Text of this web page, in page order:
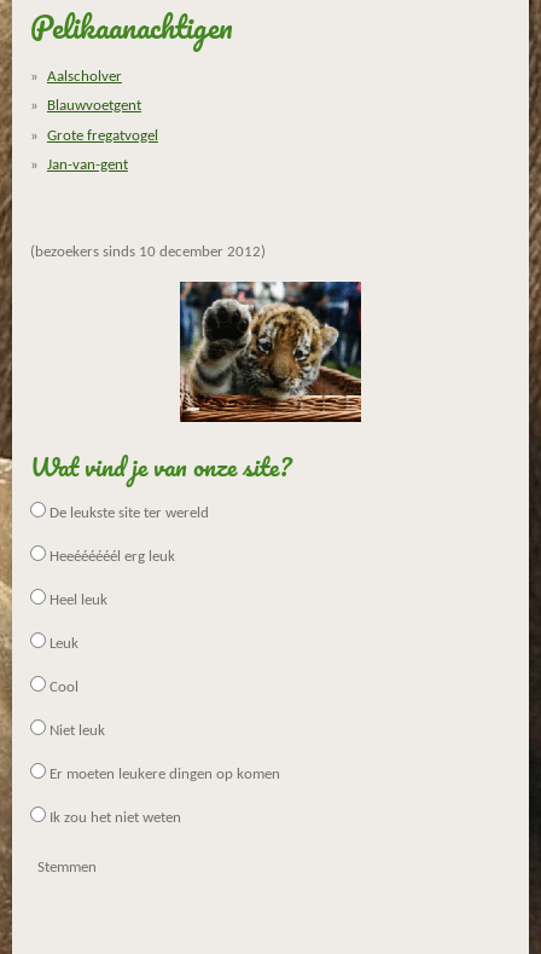
Pelikaanachtigen
Aalscholver
Blauwvoetgent
Grote fregatvogel
Jan-van-gent
(bezoekers sinds 10 december 2012)
Wat vind je van onze site?
De leukste site ter wereld
Heeéééééél erg leuk
Heel leuk
Leuk
Cool
Niet leuk
Er moeten leukere dingen op komen
Ik zou het niet weten
Stemmen